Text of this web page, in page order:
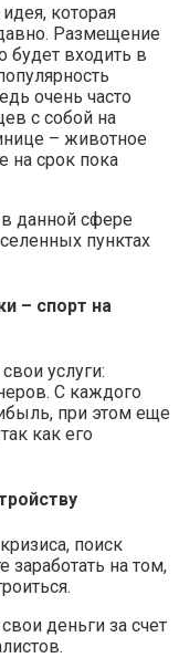
которая
Размещение
будет входить в
очень часто
с собой на
– животное
на срок пока
данной сфере
пунктах
– спорт на
услуги:
С каждого
при этом еще
как его
поиск
заработать на том,
деньги за счет